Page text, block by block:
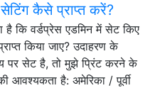
कैसे प्राप्त करें?
है कि वर्डप्रेस एडमिन में सेट किए
किया जाए? उदाहरण के
पर सेट है, तो मुझे प्रिंट करने के
आवश्यकता है: अमेरिका / पूर्वी